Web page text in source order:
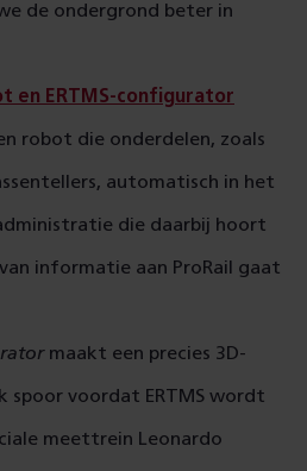
de ondergrond beter in
en ERTMS-configurator
robot die onderdelen, zoals
automatisch in het
die daarbij hoort
informatie aan ProRail gaat
maakt een precies 3D-
spoor voordat ERTMS wordt
meettrein Leonardo